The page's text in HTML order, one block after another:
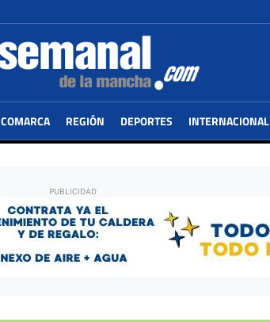
COMARCA REGIÓN DEPORTES INTERNACIONAL